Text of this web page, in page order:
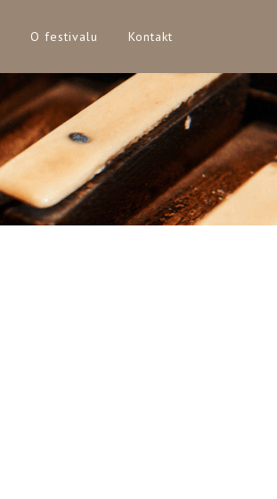
O festivalu Kontakt